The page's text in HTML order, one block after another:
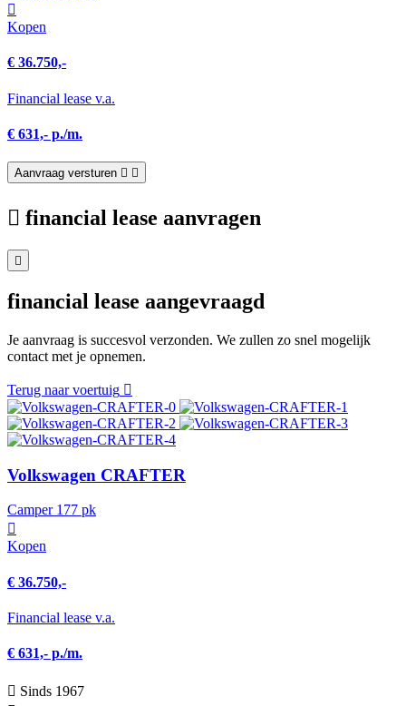
Kopen
€ 36.750,-
Financial lease v.a.
€ 631,- p./m.
Aanvraag versturen
financial lease aanvragen
financial lease aangevraagd
Je aanvraag is succesvol verzonden. We zullen zo snel mogelijk
contact met je opnemen.
Terug naar voertuig
Volkswagen CRAFTER
Camper 177 pk
Kopen
€ 36.750,-
Financial lease v.a.
€ 631,- p./m.
Sinds 1967